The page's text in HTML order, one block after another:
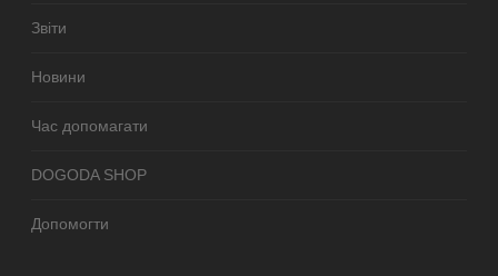
Звіти
Новини
Час допомагати
DOGODA SHOP
Допомогти